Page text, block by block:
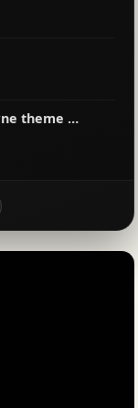
esquisse solitude nocturne theme en sol min